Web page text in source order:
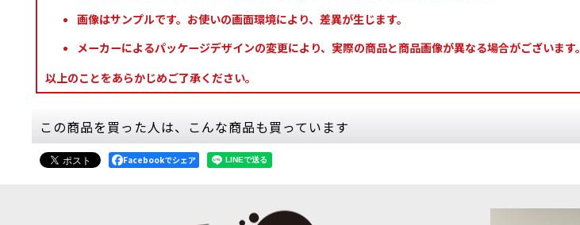
画像はサンプルです。お使いの画面環境により、差異が生じます。
メーカーによるパッケージデザインの変更により、実際の商品と商品画像が異なる場合がございます。
以上のことをあらかじめご了承ください。
この商品を買った人は、こんな商品も買っています
Facebookでシェア